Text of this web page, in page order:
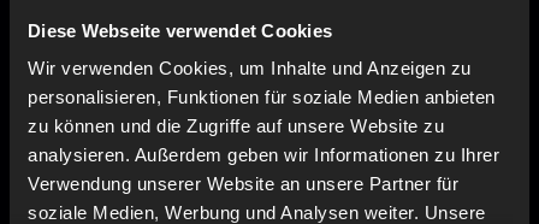
Diese Webseite verwendet Cookies
Wir verwenden Cookies, um Inhalte und Anzeigen zu
personalisieren, Funktionen für soziale Medien anbieten
zu können und die Zugriffe auf unsere Website zu
analysieren. Außerdem geben wir Informationen zu Ihrer
Verwendung unserer Website an unsere Partner für
soziale Medien, Werbung und Analysen weiter. Unsere